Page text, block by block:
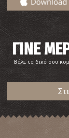
Εκκλησία
ΓΙΝΕ
Βάλε το δικό σου